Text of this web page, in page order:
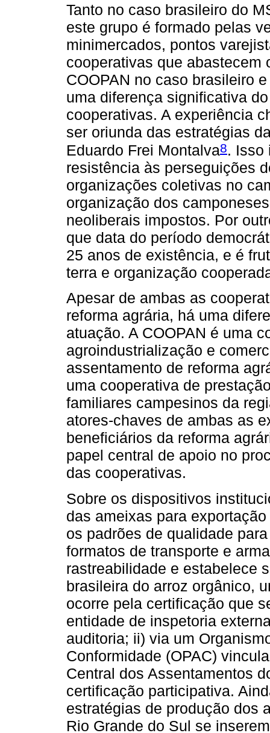
Tanto no caso brasileiro do
este grupo é formado pelas
minimercados, pontos
cooperativas que abastecem
COOPAN no caso brasileiro
uma diferença significativa
cooperativas. A experiência
ser oriunda das estratégias
Eduardo Frei Montalva8. Isso
resistência às perseguições
organizações coletivas no
organização dos
neoliberais impostos. Por
que data do período
25 anos de existência, e é
terra e organização
Apesar de ambas as
reforma agrária, há uma
atuação. A COOPAN é uma
agroindustrialização e
assentamento de reforma
uma cooperativa de
familiares campesinos da
atores-chaves de ambas as
beneficiários da reforma
papel central de apoio no
das cooperativas.
Sobre os dispositivos
das ameixas para
os padrões de qualidade
formatos de transporte e
rastreabilidade e estabelece
brasileira do arroz orgânico,
ocorre pela certificação que
entidade de inspetoria
auditoria; ii) via um
Conformidade (OPAC)
Central dos Assentamentos
certificação participativa.
estratégias de produção dos
Rio Grande do Sul se